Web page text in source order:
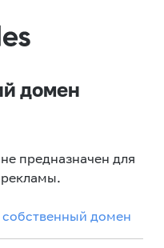
домен
предназначен для
собственный домен